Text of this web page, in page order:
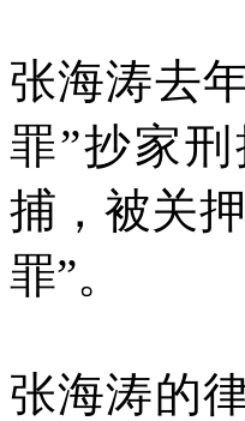
张海涛去
罪”抄家刑
捕，被关
罪”。
张海涛的